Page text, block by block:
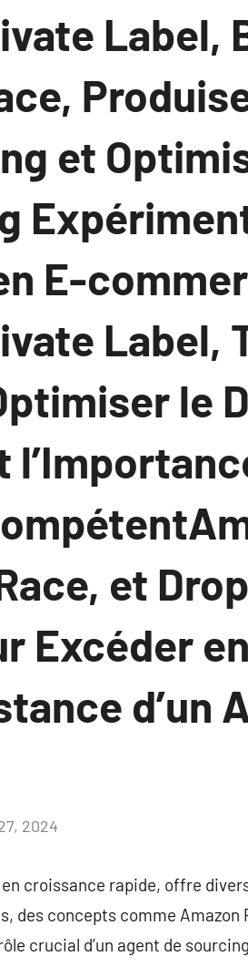
Label,
et
E-
Label,
le
et
Excéder
d’un
2024
croissance rapide, offre
des concepts comme
crucial d’un agent de